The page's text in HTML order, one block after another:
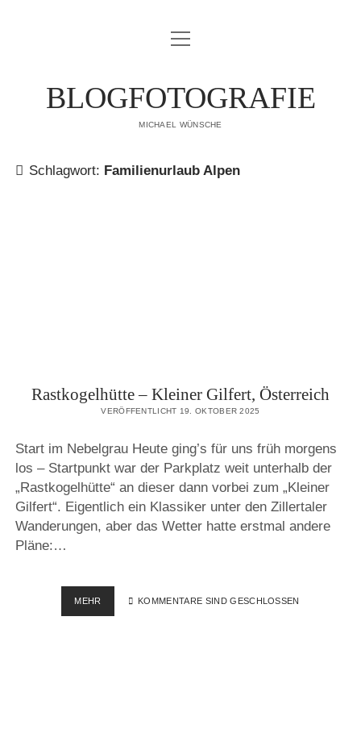
IMPRESSUM
Menü
öffnen
BLOGFOTOGRAFIE
MICHAEL WÜNSCHE
Schlagwort: Familienurlaub Alpen
Rastkogelhütte – Kleiner Gilfert, Österreich
VERÖFFENTLICHT 19. OKTOBER 2025
Start im Nebelgrau Heute ging’s für uns früh morgens
los – Startpunkt war der Parkplatz weit unterhalb der
„Rastkogelhütte“ an dieser dann vorbei zum „Kleiner
Gilfert“. Eigentlich ein Klassiker unter den Zillertaler
Wanderungen, aber das Wetter hatte erstmal andere
Pläne:…
MEHR RASTKOGELHÜTTE
–
KOMMENTARE SIND GESCHLOSSEN